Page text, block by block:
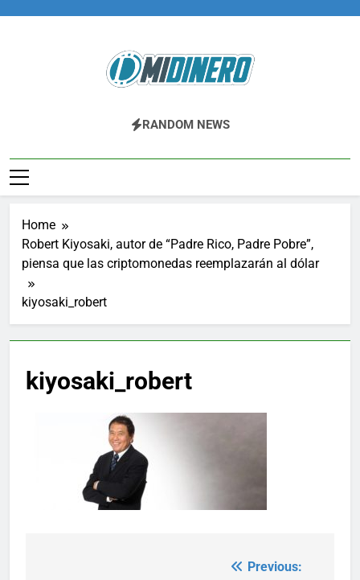
Midinero.co
Fintech, Criptomonedas
RANDOM NEWS
Home
Robert Kiyosaki, autor de “Padre Rico, Padre Pobre”,
piensa que las criptomonedas reemplazarán al dólar
kiyosaki_robert
kiyosaki_robert
Previous: